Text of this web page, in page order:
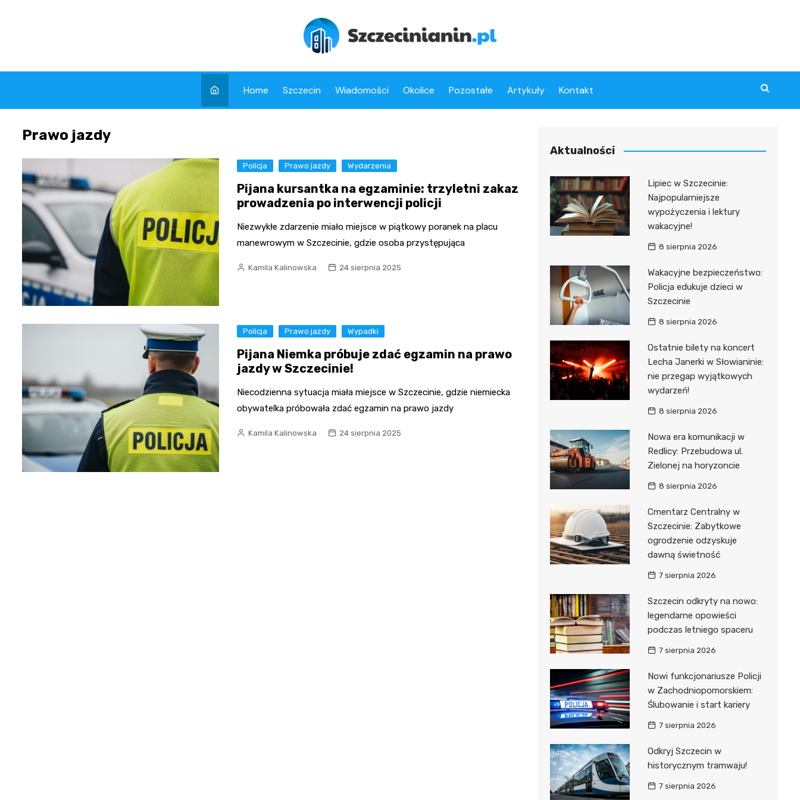
Home Szczecin Wiadomości Okolice Pozostałe Artykuły Kontakt
Prawo jazdy
Policja Prawo jazdy Wydarzenia
Pijana kursantka na egzaminie: trzyletni zakaz
prowadzenia po interwencji policji
Niezwykłe zdarzenie miało miejsce w piątkowy poranek na placu
manewrowym w Szczecinie, gdzie osoba przystępująca
Kamila Kalinowska 24 sierpnia 2025
Policja Prawo jazdy Wypadki
Pijana Niemka próbuje zdać egzamin na prawo
jazdy w Szczecinie!
Niecodzienna sytuacja miała miejsce w Szczecinie, gdzie niemiecka
obywatelka próbowała zdać egzamin na prawo jazdy
Kamila Kalinowska 24 sierpnia 2025
Aktualności
Lipiec w Szczecinie:
Najpopularniejsze
wypożyczenia i lektury
wakacyjne!
8 sierpnia 2026
Wakacyjne bezpieczeństwo:
Policja edukuje dzieci w
Szczecinie
8 sierpnia 2026
Ostatnie bilety na koncert
Lecha Janerki w Słowianinie:
nie przegap wyjątkowych
wydarzeń!
8 sierpnia 2026
Nowa era komunikacji w
Redlicy: Przebudowa ul.
Zielonej na horyzoncie
8 sierpnia 2026
Cmentarz Centralny w
Szczecinie: Zabytkowe
ogrodzenie odzyskuje
dawną świetność
7 sierpnia 2026
Szczecin odkryty na nowo:
legendarne opowieści
podczas letniego spaceru
7 sierpnia 2026
Nowi funkcjonariusze Policji
w Zachodniopomorskiem:
Ślubowanie i start kariery
7 sierpnia 2026
Odkryj Szczecin w
historycznym tramwaju!
7 sierpnia 2026